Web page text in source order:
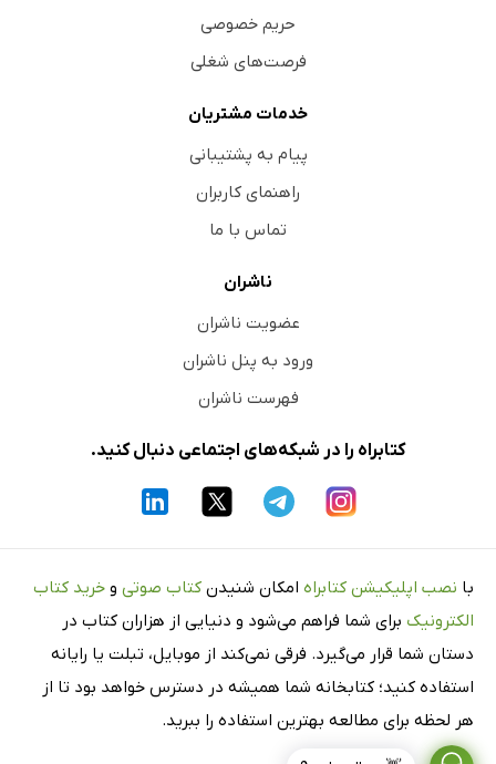
حریم خصوصی
فرصت‌های شغلی
خدمات مشتریان
پیام به پشتیبانی
راهنمای کاربران
تماس با ما
ناشران
عضویت ناشران
ورود به پنل ناشران
فهرست ناشران
کتابراه را در شبکه‌های اجتماعی دنبال کنید.
با نصب اپلیکیشن کتابراه امکان شنیدن کتاب صوتی و خرید کتاب
الکترونیک برای شما فراهم می‌شود و دنیایی از هزاران کتاب در
دستان شما قرار می‌گیرد. فرقی نمی‌کند از موبایل، تبلت یا رایانه
استفاده کنید؛ کتابخانه شما همیشه در دسترس خواهد بود تا از
هر لحظه برای مطالعه بهترین استفاده را ببرید.